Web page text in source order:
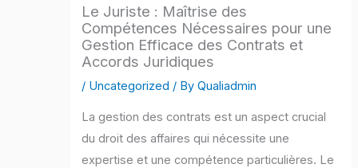
Le Juriste : Maîtrise des
Compétences Nécessaires pour une
Gestion Efficace des Contrats et
Accords Juridiques
/ Uncategorized / ByQualiadmin
La gestion des contrats est un aspect crucial
du droit des affaires qui nécessite une
expertise et une compétence particulières. Le